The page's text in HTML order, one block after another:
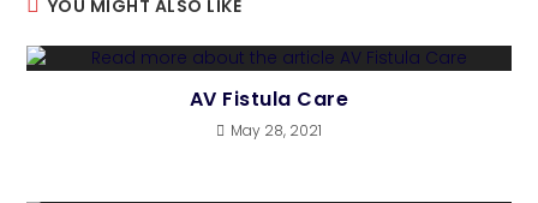
YOU MIGHT ALSO LIKE
AV Fistula Care
May 28, 2021